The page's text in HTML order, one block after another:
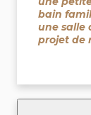
bain
une salle
projet de